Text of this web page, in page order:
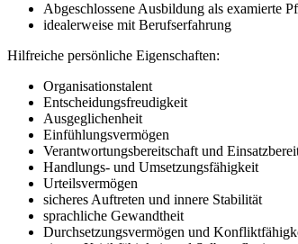
Abgeschlossene Ausbildung als examierte
idealerweise mit Berufserfahrung
Hilfreiche persönliche Eigenschaften:
Organisationstalent
Entscheidungsfreudigkeit
Ausgeglichenheit
Einfühlungsvermögen
Verantwortungsbereitschaft und
Handlungs- und Umsetzungsfähigkeit
Urteilsvermögen
sicheres Auftreten und innere Stabilität
sprachliche Gewandtheit
Durchsetzungsvermögen und